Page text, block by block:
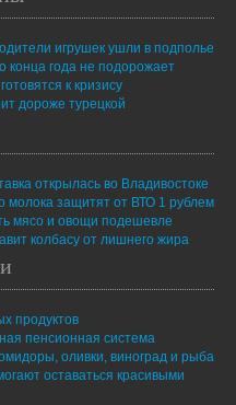
игрушек ушли в подполье
конца года не подорожает
к кризису
дороже турецкой
открылась во Владивостоке
молока защитят от ВТО 1 рублем
мясо и овощи подешевле
колбасу от лишнего жира
продуктов
пенсионная система
оливки, виноград и рыба
оставаться красивыми